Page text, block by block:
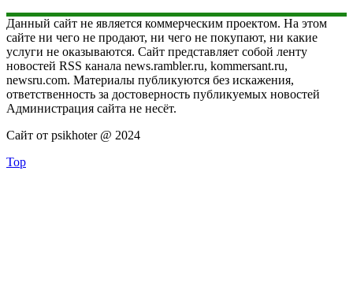
Данный сайт не является коммерческим проектом. На этом
сайте ни чего не продают, ни чего не покупают, ни какие
услуги не оказываются. Сайт представляет собой ленту
новостей RSS канала news.rambler.ru, kommersant.ru,
newsru.com. Материалы публикуются без искажения,
ответственность за достоверность публикуемых новостей
Администрация сайта не несёт.
Сайт от psikhoter @ 2024
Top